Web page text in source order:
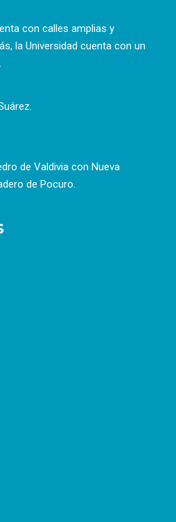
con calles amplias y
la Universidad cuenta con un
de Valdivia con Nueva
de Pocuro.